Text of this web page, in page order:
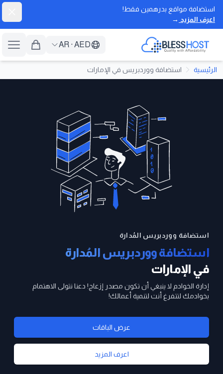
استضافة مواقع بدرهمين فقط!
اعرف المزيد →
BlessHost
AR · AED
فتح
الرئيسية استضافة ووردبريس في الإمارات
استضافة ووردبريس المُدارة
استضافة ووردبريس المُدارة
في الإمارات
إدارة الخوادم لا ينبغي أن تكون مصدر إزعاج! دعنا نتولى الاهتمام
بخوادمك لتتفرغ أنت لتنمية أعمالك!
عرض الباقات
اعرف المزيد